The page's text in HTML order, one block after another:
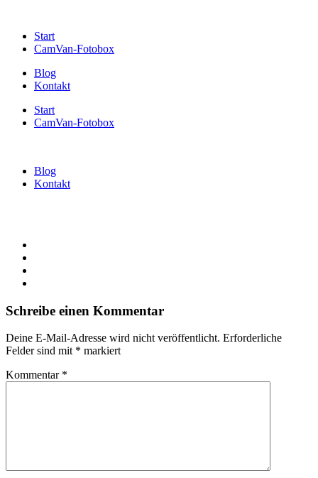
Start
CamVan-Fotobox
Blog
Kontakt
Start
CamVan-Fotobox
Blog
Kontakt
Schreibe einen Kommentar
Deine E-Mail-Adresse wird nicht veröffentlicht. Erforderliche
Felder sind mit * markiert
Kommentar *